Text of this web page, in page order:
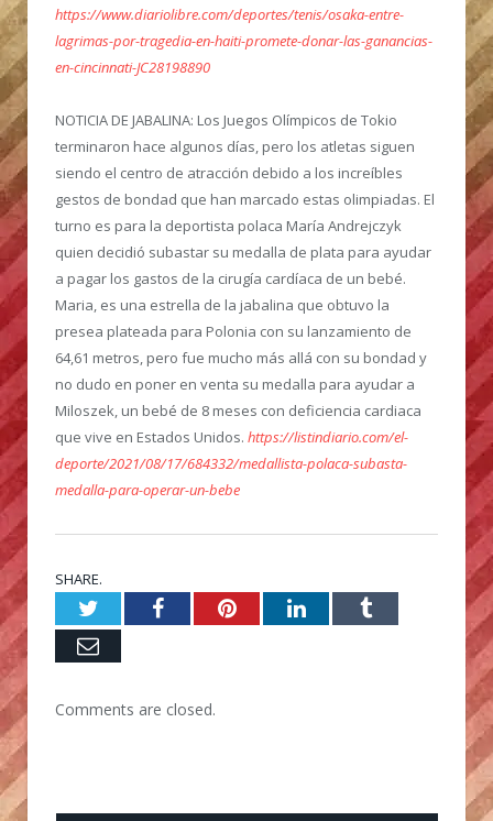
https://www.diariolibre.com/deportes/tenis/osaka-entre-
lagrimas-por-tragedia-en-haiti-promete-donar-las-ganancias-
en-cincinnati-JC28198890
NOTICIA DE JABALINA: Los Juegos Olímpicos de Tokio
terminaron hace algunos días, pero los atletas siguen
siendo el centro de atracción debido a los increíbles
gestos de bondad que han marcado estas olimpiadas. El
turno es para la deportista polaca María Andrejczyk
quien decidió subastar su medalla de plata para ayudar
a pagar los gastos de la cirugía cardíaca de un bebé.
Maria, es una estrella de la jabalina que obtuvo la
presea plateada para Polonia con su lanzamiento de
64,61 metros, pero fue mucho más allá con su bondad y
no dudo en poner en venta su medalla para ayudar a
Miloszek, un bebé de 8 meses con deficiencia cardiaca
que vive en Estados Unidos. https://listindiario.com/el-
deporte/2021/08/17/684332/medallista-polaca-subasta-
medalla-para-operar-un-bebe
SHARE.
TwitterFacebookPinterestLinkedInTumblr
Email
Comments are closed.